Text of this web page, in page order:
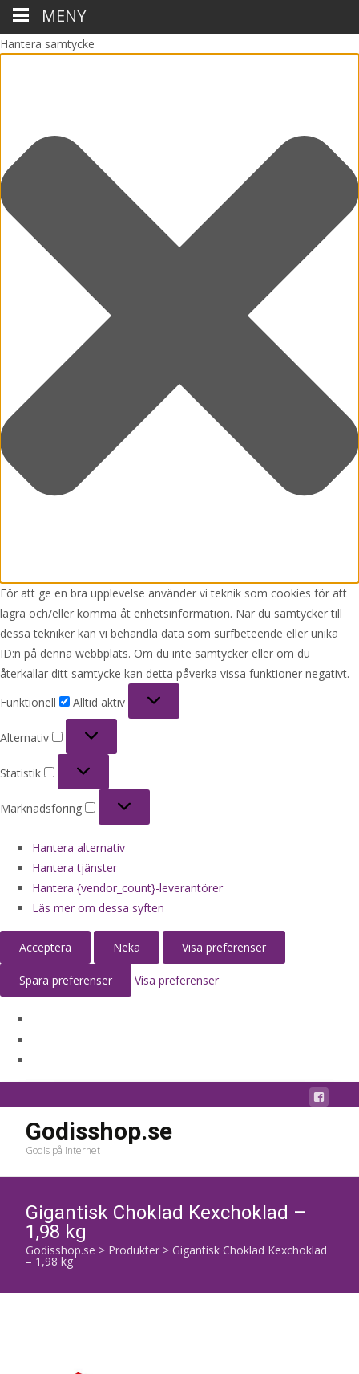
Hantera samtycke
För att ge en bra upplevelse använder vi teknik som cookies för att
lagra och/eller komma åt enhetsinformation. När du samtycker till
dessa tekniker kan vi behandla data som surfbeteende eller unika
ID:n på denna webbplats. Om du inte samtycker eller om du
återkallar ditt samtycke kan detta påverka vissa funktioner negativt.
Funktionell
Alltid aktiv
Alternativ
Statistik
Marknadsföring
Hantera alternativ
Hantera tjänster
Hantera {vendor_count}-leverantörer
Läs mer om dessa syften
Acceptera Neka Visa preferenser
Spara preferenser Visa preferenser
Godisshop.se
Godis på internet
Gigantisk Choklad Kexchoklad –
1,98 kg
Godisshop.se > Produkter > Gigantisk Choklad Kexchoklad
– 1,98 kg
MENY